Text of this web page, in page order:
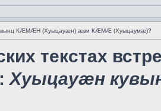
КÆМÆН (Хуыцауæн) æви КÆМÆ (Хуыцаумæ)?
текстах
Хуыцауæн